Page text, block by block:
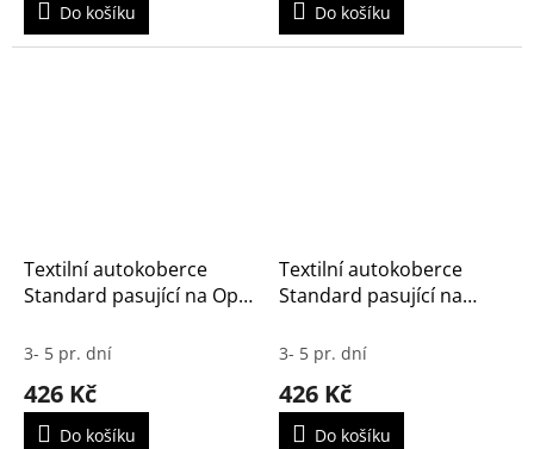
Do košíku Do košíku
Textilní autokoberce
Standard pasující na Opel
2017-
3- 5 pr. dní
426 Kč
Do košíku
Textilní autokoberce
Standard pasující na
3- 5 pr. dní
426 Kč
Do košíku